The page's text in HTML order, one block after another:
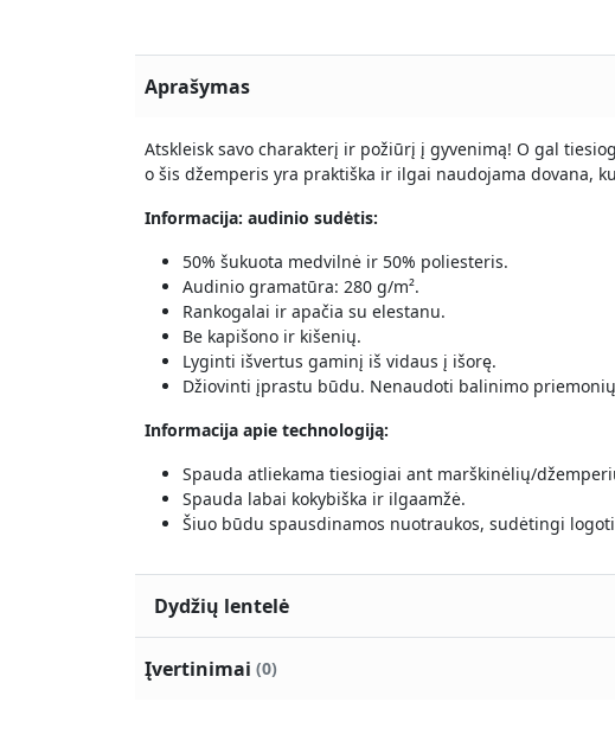
Aprašymas
Atskleisk savo charakterį ir požiūrį į gyvenimą! O gal
o šis džemperis yra praktiška ir ilgai naudojama dovana,
Informacija: audinio sudėtis:
50% šukuota medvilnė ir 50% poliesteris.
Audinio gramatūra: 280 g/m².
Rankogalai ir apačia su elestanu.
Be kapišono ir kišenių.
Lyginti išvertus gaminį iš vidaus į išorę.
Džiovinti įprastu būdu. Nenaudoti balinimo
Informacija apie technologiją:
Spauda atliekama tiesiogiai ant marškinėlių/
Spauda labai kokybiška ir ilgaamžė.
Šiuo būdu spausdinamos nuotraukos, sudėtingi
Dydžių lentelė
Įvertinimai (0)